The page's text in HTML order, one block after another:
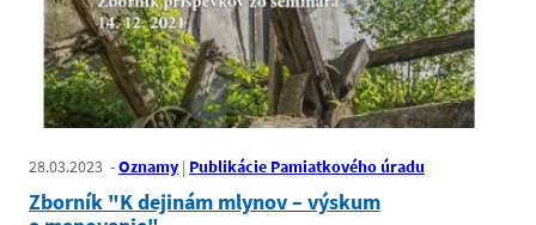
28.03.2023 Oznamy Publikácie Pamiatkového úradu
Zborník "K dejinám mlynov – výskum